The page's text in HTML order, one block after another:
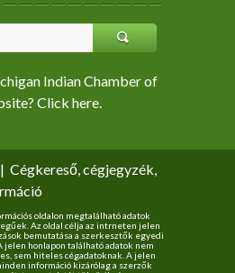
Indian Chamber of
Click here.
| Cégkereső, cégjegyzék,
oldalon megtalálható adatok
Az oldal célja az intrneten jelen
bemutatása a szerkesztők egyedi
jelen honlapon található adatok nem
sem hiteles cégadatoknak. A jelen
információ kizárólag a szerzők